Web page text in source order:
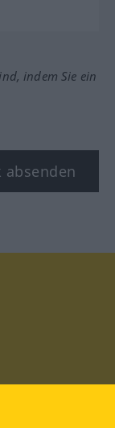
indem Sie ein
absenden